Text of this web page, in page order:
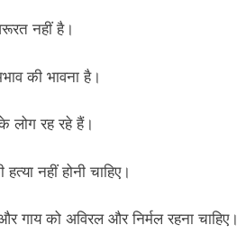
नहीं है।
की भावना है।
के लोग रह रहे हैं।
नहीं होनी चाहिए।
गाय को अविरल और निर्मल रहना चाहिए।